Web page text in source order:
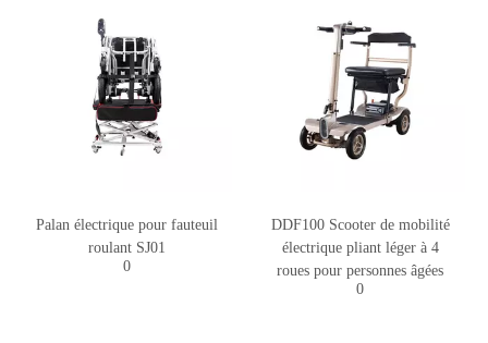
Palan électrique pour fauteuil
roulant SJ01
0
DDF100 Scooter de mobilité
électrique pliant léger à 4
roues pour personnes âgées
0